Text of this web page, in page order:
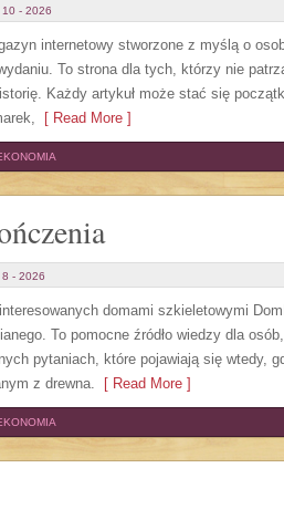
10 - 2026
internetowy stworzone z myślą o
To strona dla tych, którzy nie
Każdy artykuł może stać się
[ Read More ]
8 - 2026
domami szkieletowymi
To pomocne źródło wiedzy dla
pytaniach, które pojawiają się wtedy,
z drewna. [ Read More ]